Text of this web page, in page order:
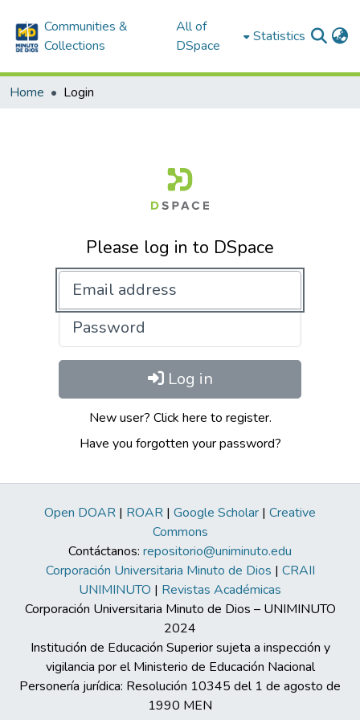
Communities &
Collections
All of
DSpace
Statistics
Home Login
Please log in to DSpace
Log in
New user? Click here to register.
Have you forgotten your password?
Open DOAR | ROAR | Google Scholar | Creative
Commons
Contáctanos: repositorio@uniminuto.edu
Corporación Universitaria Minuto de Dios | CRAII
UNIMINUTO | Revistas Académicas
Corporación Universitaria Minuto de Dios – UNIMINUTO
2024
Institución de Educación Superior sujeta a inspección y
vigilancia por el Ministerio de Educación Nacional
Personería jurídica: Resolución 10345 del 1 de agosto de
1990 MEN